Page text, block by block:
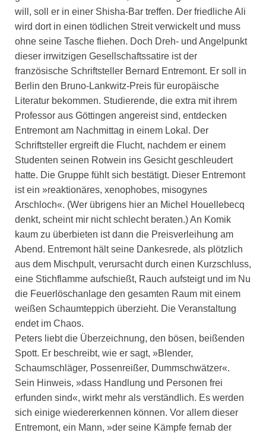
will, soll er in einer Shisha-Bar treffen. Der friedliche Ali
wird dort in einen tödlichen Streit verwickelt und muss
ohne seine Tasche fliehen. Doch Dreh- und Angelpunkt
dieser irrwitzigen Gesellschaftssatire ist der
französische Schriftsteller Bernard Entremont. Er soll in
Berlin den Bruno-Lankwitz-Preis für europäische
Literatur bekommen. Studierende, die extra mit ihrem
Professor aus Göttingen angereist sind, entdecken
Entremont am Nachmittag in einem Lokal. Der
Schriftsteller ergreift die Flucht, nachdem er einem
Studenten seinen Rotwein ins Gesicht geschleudert
hatte. Die Gruppe fühlt sich bestätigt. Dieser Entremont
ist ein »reaktionäres, xenophobes, misogynes
Arschloch«. (Wer übrigens hier an Michel Houellebecq
denkt, scheint mir nicht schlecht beraten.) An Komik
kaum zu überbieten ist dann die Preisverleihung am
Abend. Entremont hält seine Dankesrede, als plötzlich
aus dem Mischpult, verursacht durch einen Kurzschluss,
eine Stichflamme aufschießt, Rauch aufsteigt und im Nu
die Feuerlöschanlage den gesamten Raum mit einem
weißen Schaumteppich überzieht. Die Veranstaltung
endet im Chaos.
Peters liebt die Überzeichnung, den bösen, beißenden
Spott. Er beschreibt, wie er sagt, »Blender,
Schaumschläger, Possenreißer, Dummschwätzer«.
Sein Hinweis, »dass Handlung und Personen frei
erfunden sind«, wirkt mehr als verständlich. Es werden
sich einige wiedererkennen können. Vor allem dieser
Entremont, ein Mann, »der seine Kämpfe fernab der